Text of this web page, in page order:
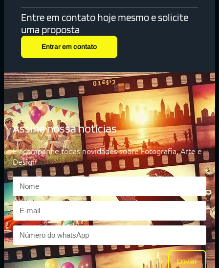
Entre em contato hoje mesmo e solicite
uma proposta
Entrar em contato
Assine nossa notícias
E acompanhe todas novidades sobre Fotografia, Arte e
Design
Enviar